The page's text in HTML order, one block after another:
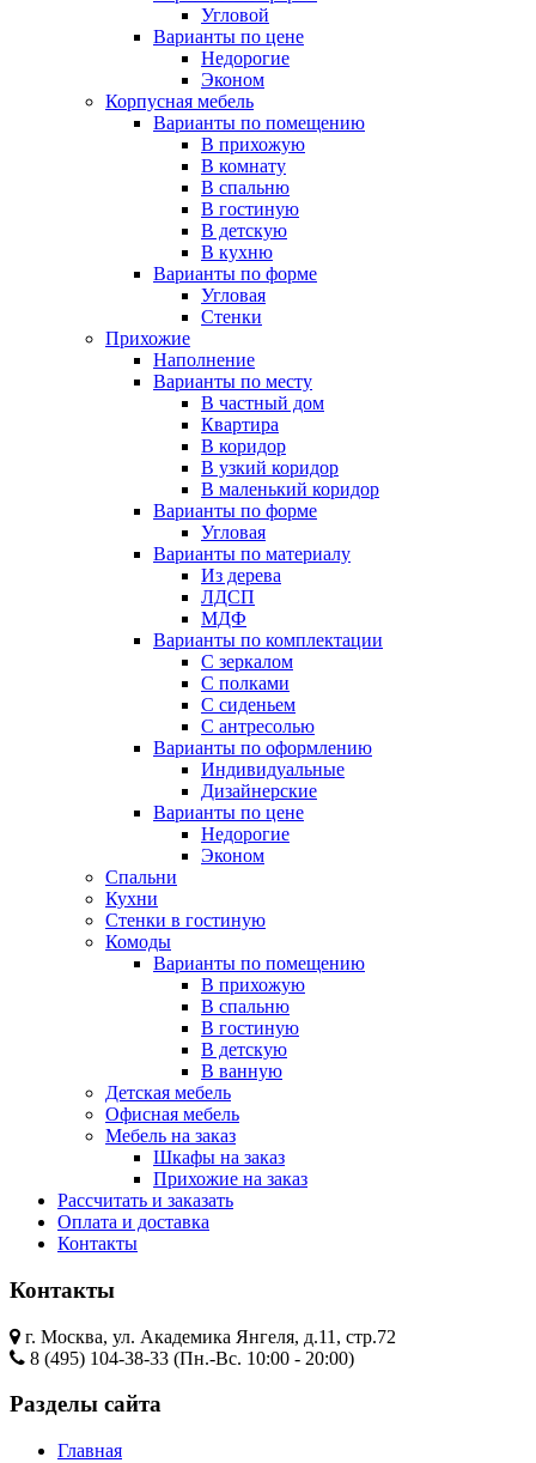
Угловой
Варианты по цене
Недорогие
Эконом
Корпусная мебель
Варианты по помещению
В прихожую
В комнату
В спальню
В гостиную
В детскую
В кухню
Варианты по форме
Угловая
Стенки
Прихожие
Наполнение
Варианты по месту
В частный дом
Квартира
В коридор
В узкий коридор
В маленький коридор
Варианты по форме
Угловая
Варианты по материалу
Из дерева
ЛДСП
МДФ
Варианты по комплектации
С зеркалом
С полками
С сиденьем
С антресолью
Варианты по оформлению
Индивидуальные
Дизайнерские
Варианты по цене
Недорогие
Эконом
Спальни
Кухни
Стенки в гостиную
Комоды
Варианты по помещению
В прихожую
В спальню
В гостиную
В детскую
В ванную
Детская мебель
Офисная мебель
Мебель на заказ
Шкафы на заказ
Прихожие на заказ
Рассчитать и заказать
Оплата и доставка
Контакты
Контакты
г. Москва, ул. Академика Янгеля, д.11, стр.72
8 (495) 104-38-33 (Пн.-Вс. 10:00 - 20:00)
Разделы сайта
Главная